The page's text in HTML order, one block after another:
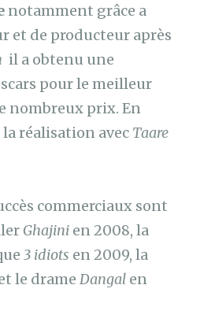
notamment grâce a
et de producteur après
il a obtenu une
pour le meilleur
nombreux prix. En
la réalisation avec Taare
commerciaux sont
Ghajini en 2008, la
3 idiots en 2009, la
le drameDangal en